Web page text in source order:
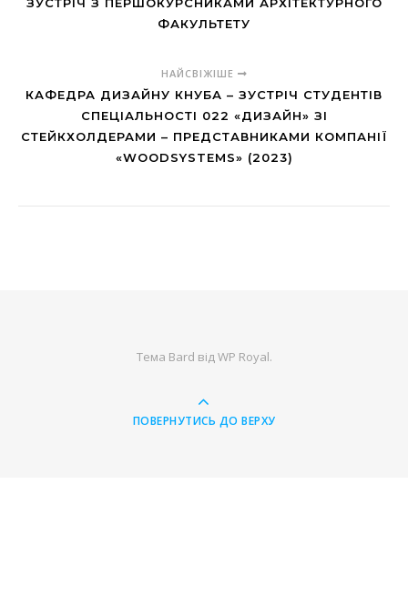
ЗУСТРІЧ З ПЕРШОКУРСНИКАМИ АРХІТЕКТУРНОГО
ФАКУЛЬТЕТУ
НАЙСВІЖІШЕ
КАФЕДРА ДИЗАЙНУ КНУБА – ЗУСТРІЧ СТУДЕНТІВ
СПЕЦІАЛЬНОСТІ 022 «ДИЗАЙН» ЗІ
СТЕЙКХОЛДЕРАМИ – ПРЕДСТАВНИКАМИ КОМПАНІЇ
«WOODSYSTEMS» (2023)
Тема Bard відWP Royal.
ПОВЕРНУТИСЬ ДО ВЕРХУ